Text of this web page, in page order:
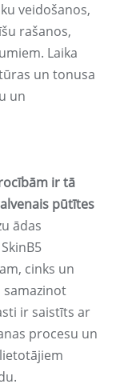
veidošanos,
rašanos,
Laika
un tonusa
un
ir tā
pūtītes
ādas
cinks un
samazinot
ir saistīts ar
procesu un